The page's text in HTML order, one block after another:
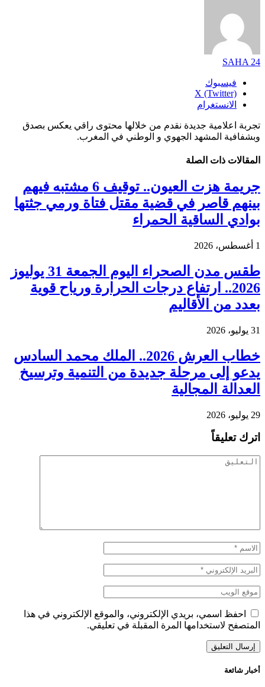
SAHA 24
فيسبوك
X (Twitter)
الانستغرام
تجربة اعلامية جديدة نقدم من خلالها محتوى راقي يعكس بصدق
وبشفافية المشهد الجهوي و الوطني في المغرب.
المقالات ذات الصلة
جريمة هزت العيون.. توقيف 6 مشتبه فيهم
بينهم قاصر في قضية مقتل فتاة ورمي جثتها
بوادي الساقية الحمراء
1 أغسطس، 2026
طقس مدن الصحراء اليوم الجمعة 31 يوليوز
2026.. ارتفاع درجات الحرارة ورياح قوية
بعدد من الأقاليم
31 يوليو، 2026
خطاب العرش 2026.. الملك محمد السادس
يدعو إلى مرحلة جديدة من التنمية وترسيخ
العدالة المجالية
29 يوليو، 2026
اترك تعليقاً
احفظ اسمي، بريدي الإلكتروني، والموقع الإلكتروني في هذا
المتصفح لاستخدامها المرة المقبلة في تعليقي.
أخبار شائعة